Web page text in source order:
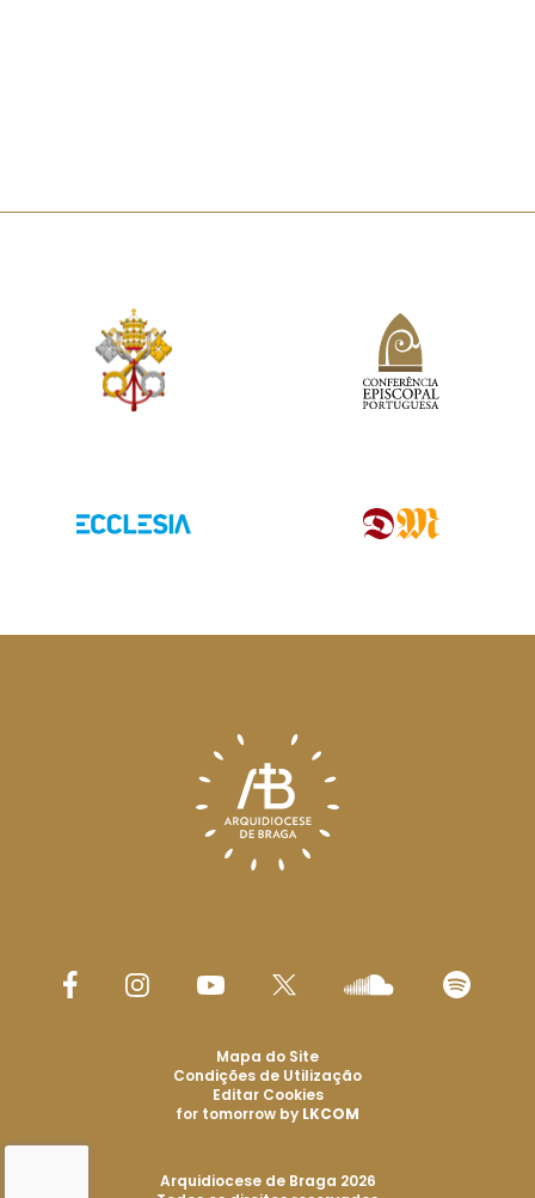
Arquidiocese de Braga 2026
Mapa do Site
Condições de Utilização
Editar Cookies
for tomorrow by LKCOM